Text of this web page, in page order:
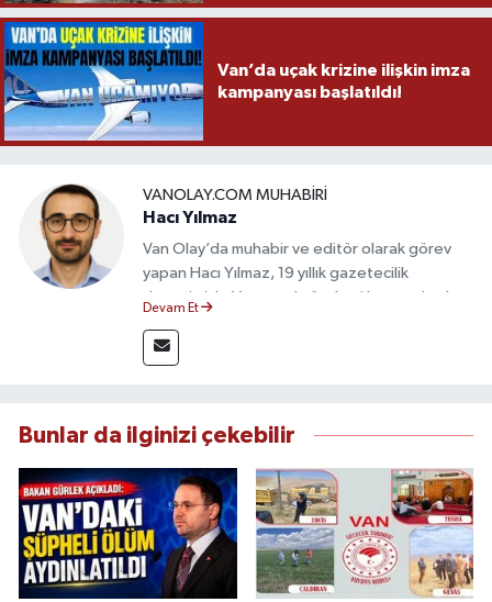
Van’da uçak krizine ilişkin imza
kampanyası başlatıldı!
VANOLAY.COM MUHABIRI
Hacı Yılmaz
Van Olay’da muhabir ve editör olarak görev
yapan Hacı Yılmaz, 19 yıllık gazetecilik
deneyimiyle Van yerel gündemi başta olmak
takip etmektedir. Editoryal sürece katkı sunan
Yılmaz, tarafsızlık, doğruluk ve etik ilkeler
bilgilendirmektedir.
Devam Et
Bunlar da ilginizi çekebilir